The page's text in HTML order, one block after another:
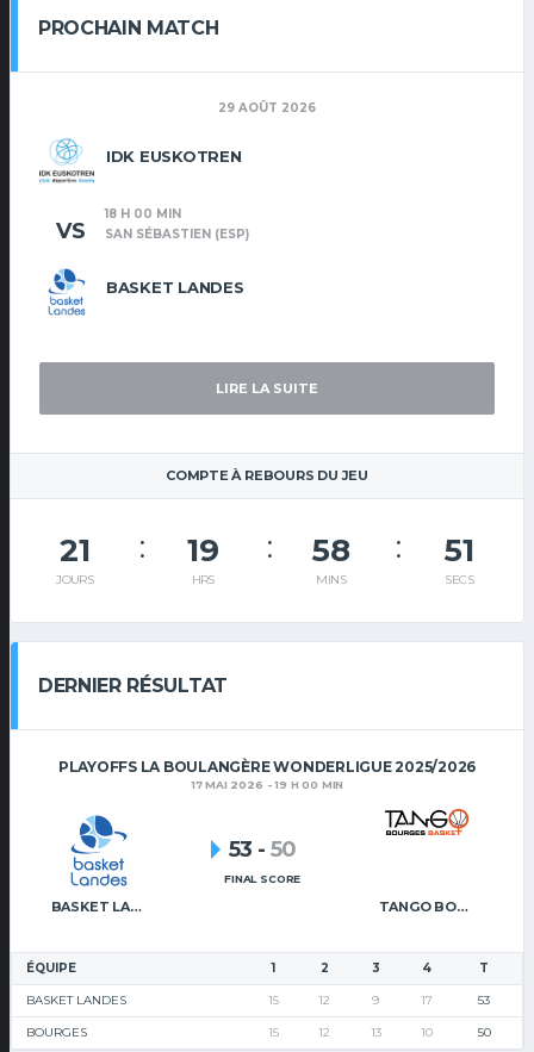
PROCHAIN MATCH
29 AOÛT 2026
IDK EUSKOTREN
BASKET LANDES
VS
18 H 00 MIN
SAN SÉBASTIEN (ESP)
LIRE LA SUITE
COMPTE À REBOURS DU JEU
21
JOURS
19
HRS
58
MINS
50
SECS
DERNIER RÉSULTAT
PLAYOFFS LA BOULANGÈRE WONDERLIGUE 2025/2026
17 MAI 2026 - 19 H 00 MIN
BASKET LANDES TANGO BOURGES BASKET
53 - 50
FINAL SCORE
ÉQUIPE 1 2 3 4 T
BASKET LANDES 15 12 9 17 53
BOURGES 15 12 13 10 50